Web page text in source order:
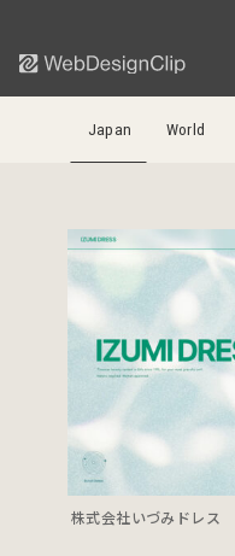
Japan World
株式会社いづみドレス